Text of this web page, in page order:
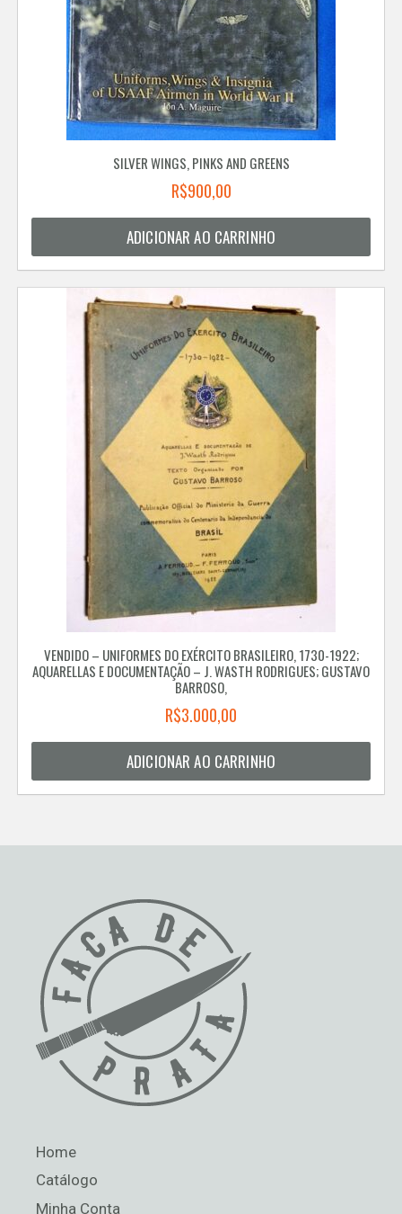
SILVER WINGS, PINKS AND GREENS
R$900,00
ADICIONAR AO CARRINHO
VENDIDO – UNIFORMES DO EXÉRCITO BRASILEIRO, 1730-1922;
AQUARELLAS E DOCUMENTAÇÃO – J. WASTH RODRIGUES; GUSTAVO
BARROSO,
R$3.000,00
ADICIONAR AO CARRINHO
Home
Catálogo
Minha Conta